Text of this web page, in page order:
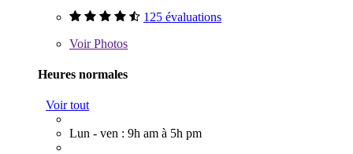
125 évaluations
VoirPhotos
Heures normales
Voir tout
Lun - ven : 9h am à 5h pm